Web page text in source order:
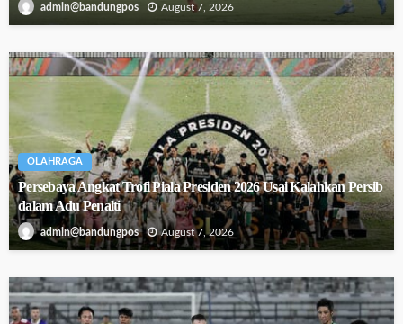
admin@bandungpos August 7, 2026
OLAHRAGA
Persebaya Angkat Trofi Piala Presiden 2026 Usai Kalahkan Persib
dalam Adu Penalti
admin@bandungpos August 7, 2026